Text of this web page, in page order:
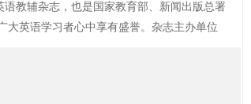
语教辅杂志，也是国家教育部、新闻出版总署
大英语学习者心中享有盛誉。杂志主办单位
，作为一本英语教育杂志，其权威性是不